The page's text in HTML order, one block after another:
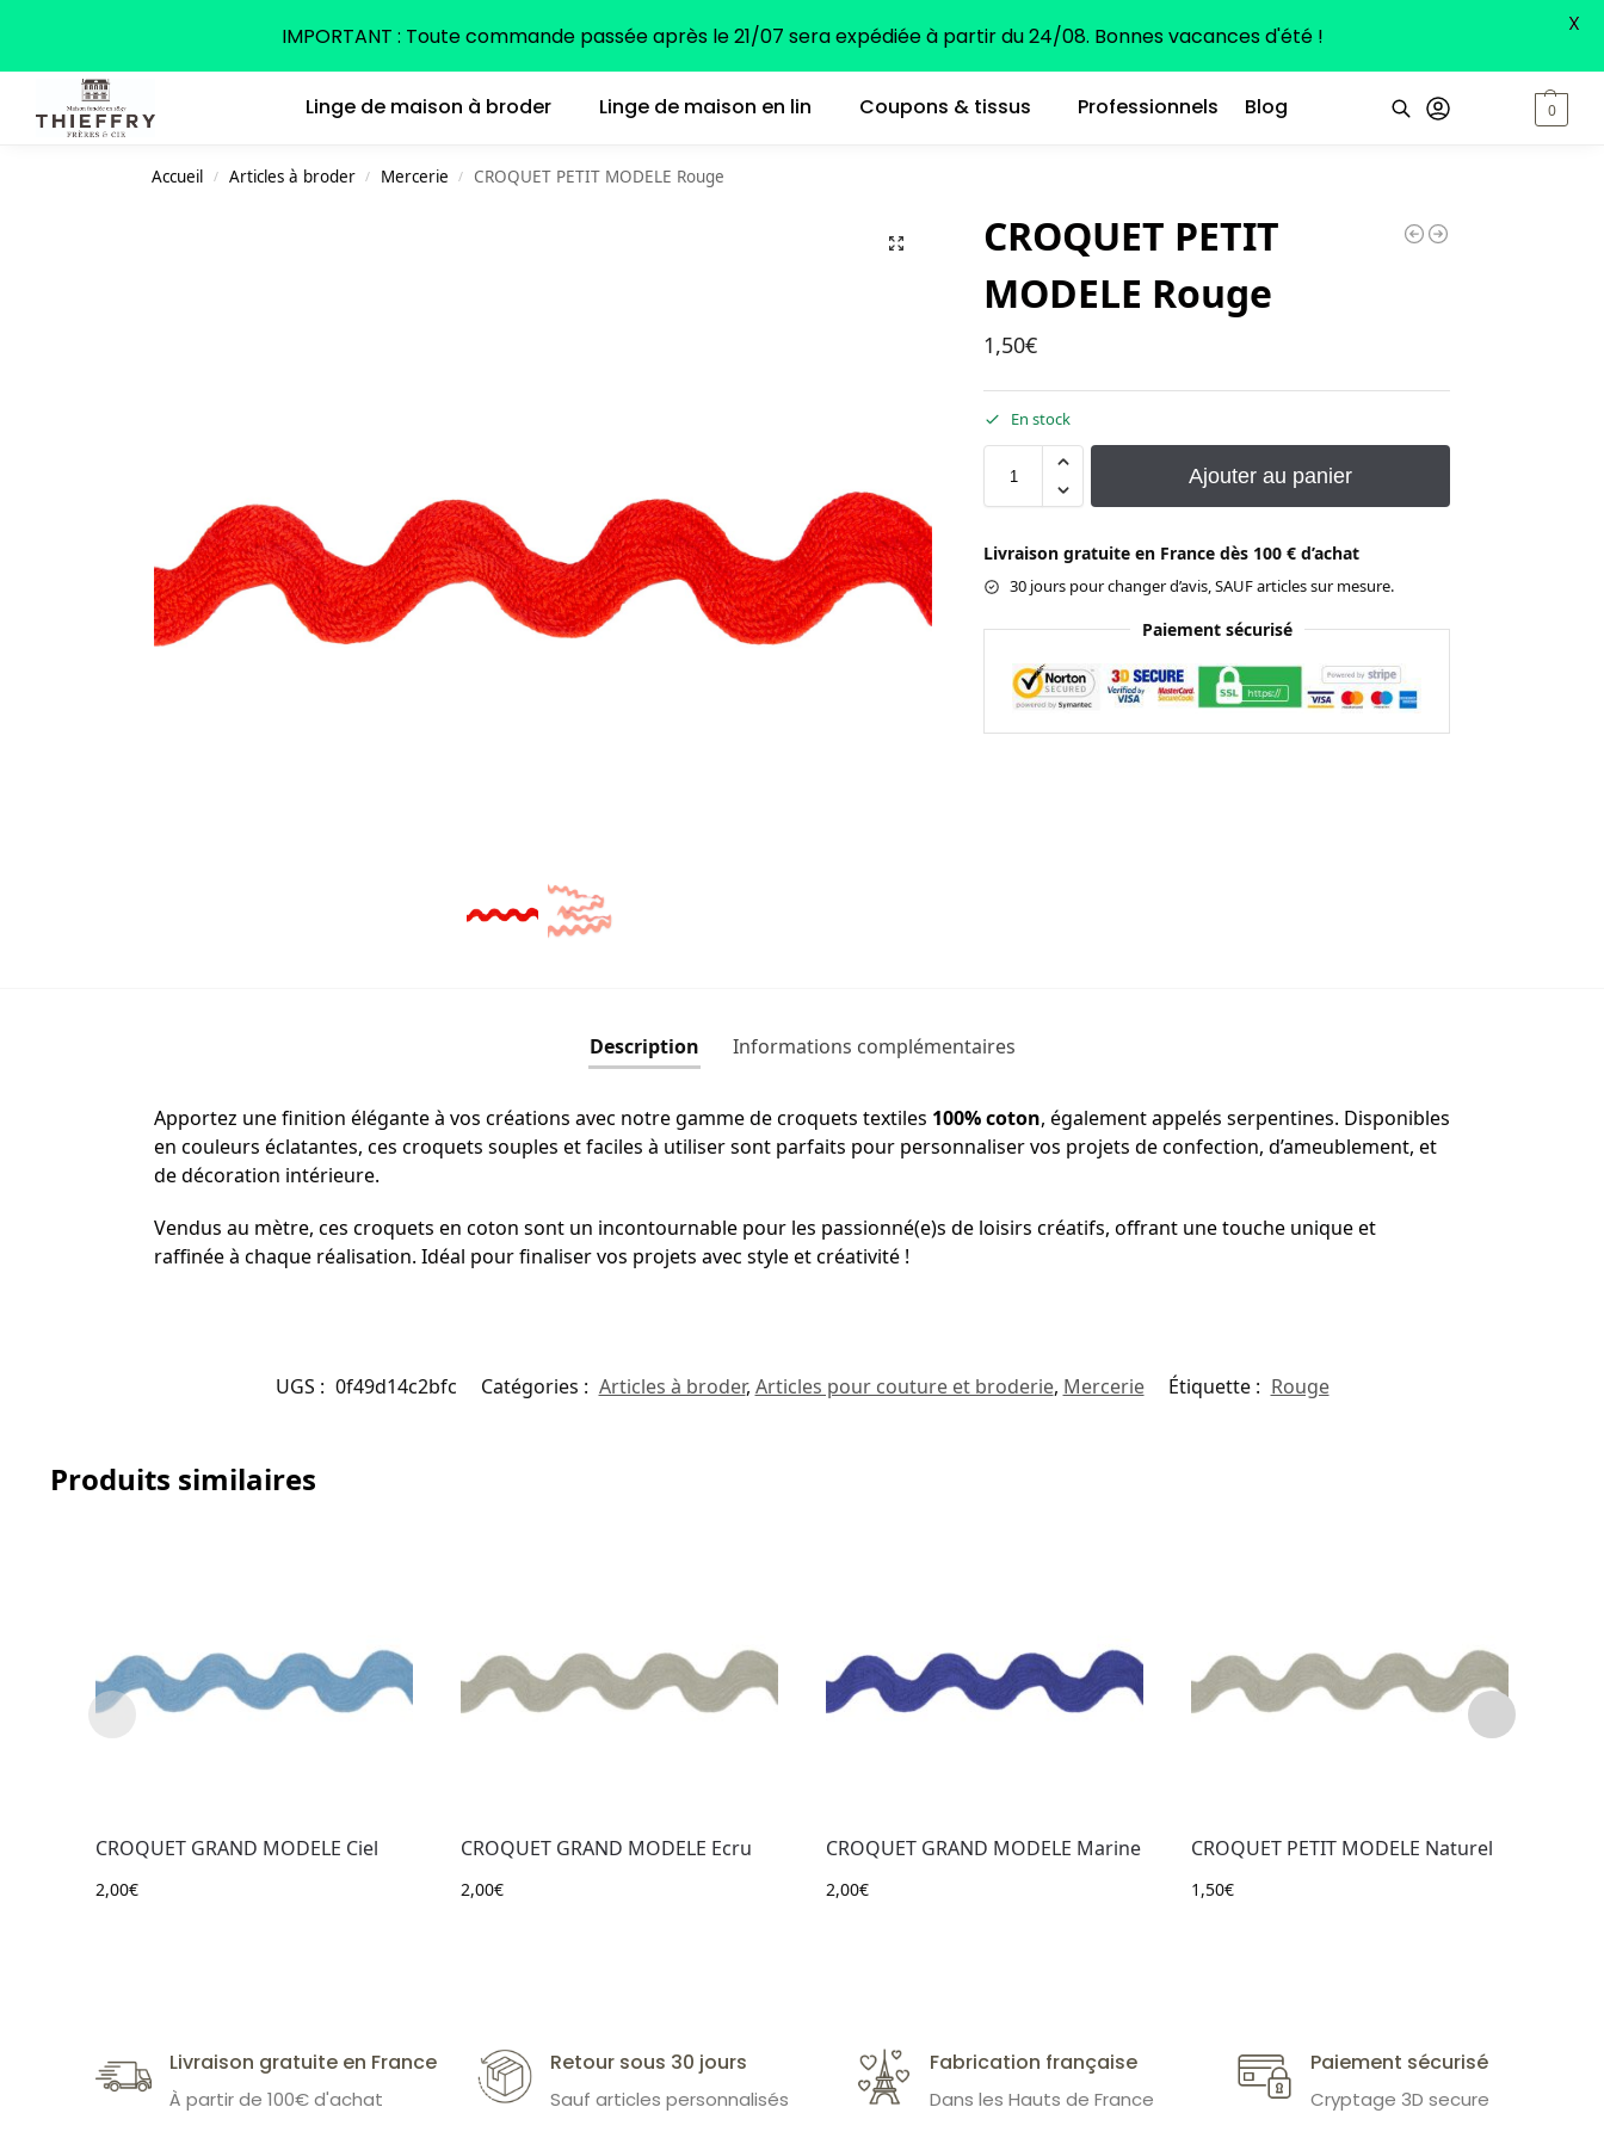
Linge de maison à broder Linge de maison en lin Coupons & tissus Professionnels Blog 0
Accueil / Articles à broder / Mercerie / CROQUET PETIT MODELE Rouge
CROQUET PETIT
MODELE Rouge
1,50€
En stock
Ajouter au panier
Livraison gratuite en France dès 100 € d’achat
30 jours pour changer d’avis, SAUF articles sur mesure.
Paiement sécurisé
Description Informations complémentaires
Apportez une finition élégante à vos créations avec notre gamme de croquets textiles 100% coton, également appelés serpentines. Disponibles
en couleurs éclatantes, ces croquets souples et faciles à utiliser sont parfaits pour personnaliser vos projets de confection, d’ameublement, et
de décoration intérieure.
Vendus au mètre, ces croquets en coton sont un incontournable pour les passionné(e)s de loisirs créatifs, offrant une touche unique et
raffinée à chaque réalisation. Idéal pour finaliser vos projets avec style et créativité !
UGS : 0f49d14c2bfc Catégories : Articles à broder, Articles pour couture et broderie, Mercerie Étiquette : Rouge
Produits similaires
CROQUET GRAND MODELE Ciel
2,00€
CROQUET GRAND MODELE Ecru
2,00€
CROQUET GRAND MODELE Marine
2,00€
CROQUET PETIT MODELE Naturel
1,50€
Livraison gratuite en France
À partir de 100€ d'achat
Retour sous 30 jours
Sauf articles personnalisés
Fabrication française
Dans les Hauts de France
Paiement sécurisé
Cryptage 3D secure
IMPORTANT : Toute commande passée après le 21/07 sera expédiée à partir du 24/08. Bonnes vacances d'été ! X